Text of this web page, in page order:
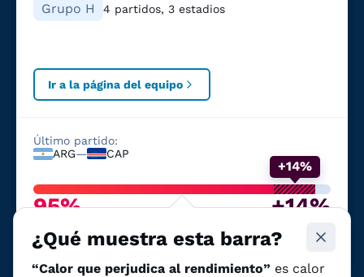
Grupo H 4 partidos, 3 estadios
Ir a la página del equipo
Último partido:
ARG— CAP
+14%
95%
afecte al rendimiento
+14%
climático
¿Qué muestra esta barra?
“Calor que perjudica al rendimiento” es calor